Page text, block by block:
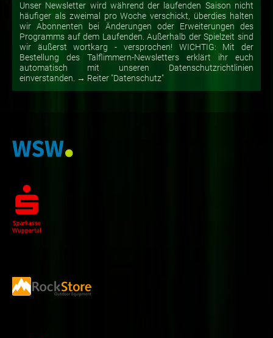
Unser Newsletter wird während der laufenden Saison nicht
häufiger als zweimal pro Woche verschickt, überdies halten
wir Abonnenten bei Änderungen oder Erweiterungen des
Programms auf dem Laufenden. Außerhalb der Spielzeit sind
wir äußerst wortkarg - versprochen! WICHTIG: Mit der
Bestellung des Talflimmern-Newsletters erklärt ihr euch
automatisch mit unseren Datenschutzrichtlinien
einverstanden. → Reiter "Datenschutz"